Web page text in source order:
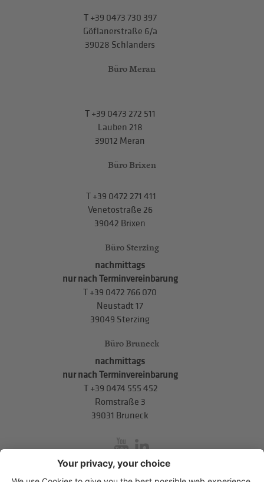
T+39 0473 730 397
Göflanerstraße 6/a
39028 Schlanders
Büro Meran
T+39 0473 272 511
Lauben 218
39012 Meran
Büro Brixen
T+39 0472 271 411
Venetostraße 26
39042 Brixen
Büro Sterzing
nachmittags
nur nach Terminvereinbarung
T +39 0472 766 070
Neustadt 17
39049 Sterzing
Büro Bruneck
nachmittags
nur nach Terminvereinbarung
T +39 0474 555 452
Romstraße 3
39031 Bruneck
inService